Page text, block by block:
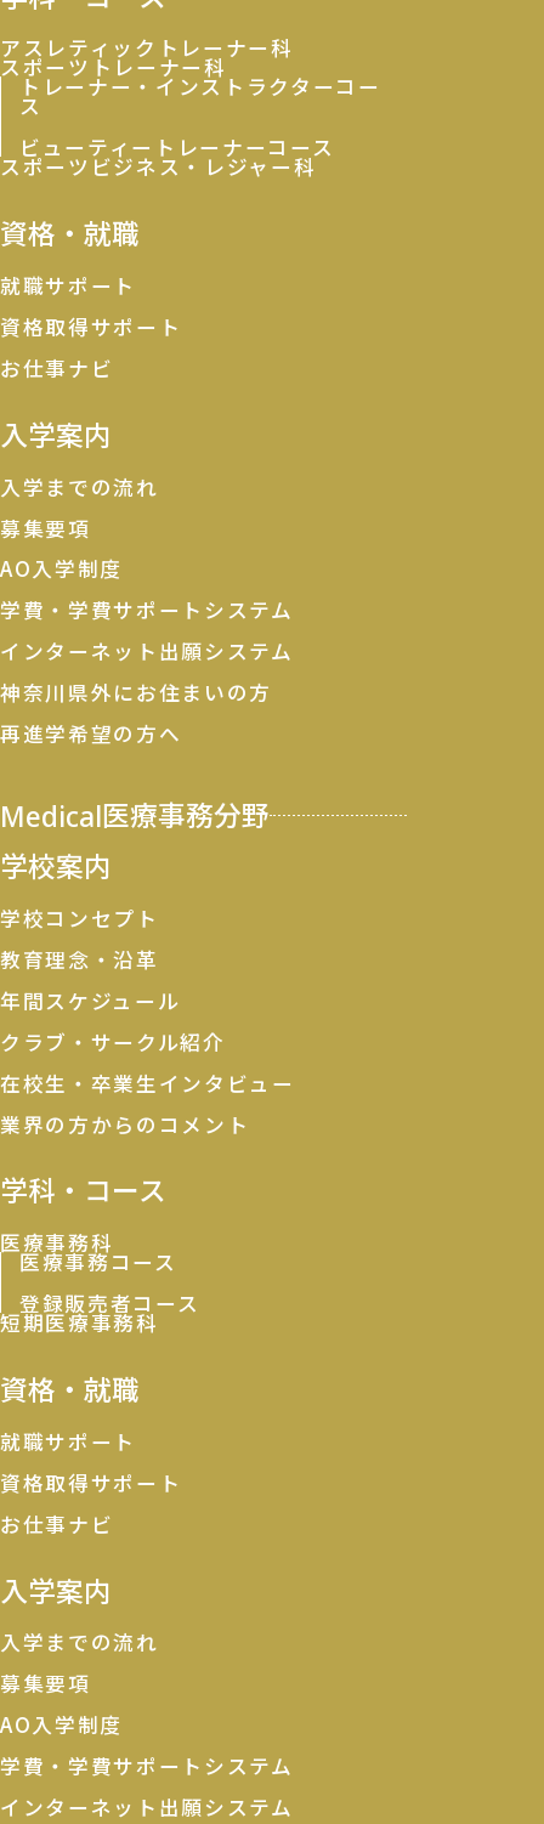
アスレティックトレーナー科
スポーツトレーナー科
トレーナー・インストラクターコー
ス
ビューティートレーナーコース
スポーツビジネス・レジャー科
資格・就職
就職サポート
資格取得サポート
お仕事ナビ
入学案内
入学までの流れ
募集要項
AO入学制度
学費・学費サポートシステム
インターネット出願システム
神奈川県外にお住まいの方
再進学希望の方へ
Medical医療事務分野
学校案内
学校コンセプト
教育理念・沿革
年間スケジュール
クラブ・サークル紹介
在校生・卒業生インタビュー
業界の方からのコメント
学科・コース
医療事務科
医療事務コース
登録販売者コース
短期医療事務科
資格・就職
就職サポート
資格取得サポート
お仕事ナビ
入学案内
入学までの流れ
募集要項
AO入学制度
学費・学費サポートシステム
インターネット出願システム